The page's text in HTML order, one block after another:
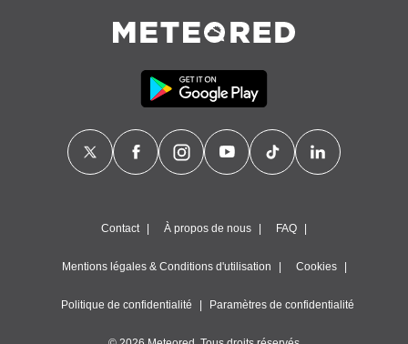
Contact À propos de nous FAQ
Mentions légales & Conditions d'utilisation Cookies
Politique de confidentialité Paramètres de confidentialité